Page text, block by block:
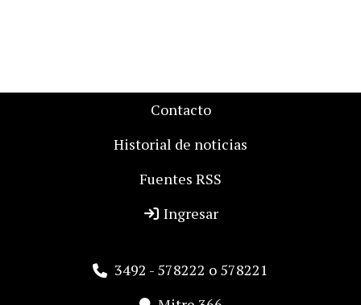
Contacto
Historial de noticias
Fuentes RSS
Ingresar
3492 - 578222 o 578221